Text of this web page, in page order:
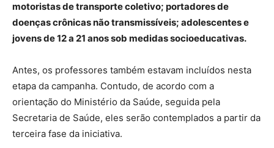
motoristas de transporte coletivo; portadores de
doenças crônicas não transmissíveis; adolescentes e
jovens de 12 a 21 anos sob medidas socioeducativas.
Antes, os professores também estavam incluídos nesta
etapa da campanha. Contudo, de acordo com a
orientação do Ministério da Saúde, seguida pela
Secretaria de Saúde, eles serão contemplados a partir da
terceira fase da iniciativa.